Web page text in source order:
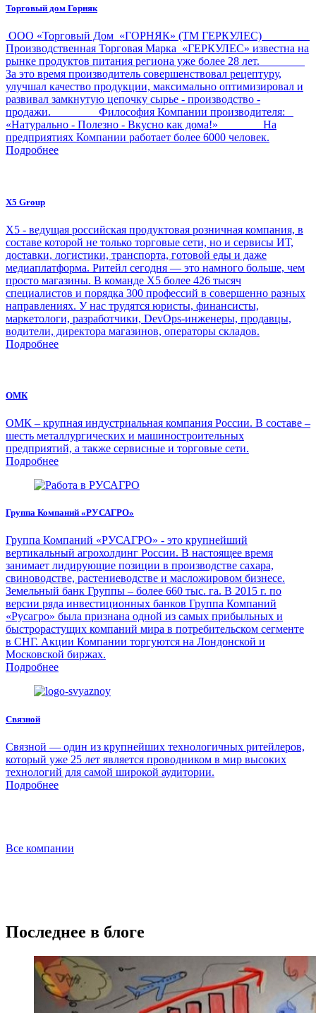
Торговый дом Горняк
ООО «Торговый Дом «ГОРНЯК» (ТМ ГЕРКУЛЕС)
Производственная Торговая Марка «ГЕРКУЛЕС» известна на
рынке продуктов питания региона уже более 28 лет.
За это время производитель совершенствовал рецептуру,
улучшал качество продукции, максимально оптимизировал и
развивал замкнутую цепочку сырье - производство -
продажи. Философия Компании производителя:
«Натурально - Полезно - Вкусно как дома!» На
предприятиях Компании работает более 6000 человек.
Подробнее
X5 Group
Х5 - ведущая российская продуктовая розничная компания, в
составе которой не только торговые сети, но и сервисы ИТ,
доставки, логистики, транспорта, готовой еды и даже
медиаплатформа. Ритейл сегодня — это намного больше, чем
просто магазины. В команде Х5 более 426 тысяч
специалистов и порядка 300 профессий в совершенно разных
направлениях. У нас трудятся юристы, финансисты,
маркетологи, разработчики, DevOps-инженеры, продавцы,
водители, директора магазинов, операторы складов.
Подробнее
ОМК
ОМК – крупная индустриальная компания России. В составе –
шесть металлургических и машиностроительных
предприятий, а также сервисные и торговые сети.
Подробнее
Группа Компаний «РУСАГРО»
Группа Компаний «РУСАГРО» - это крупнейший
вертикальный агрохолдинг России. В настоящее время
занимает лидирующие позиции в производстве сахара,
свиноводстве, растениеводстве и масложировом бизнесе.
Земельный банк Группы – более 660 тыс. га. В 2015 г. по
версии ряда инвестиционных банков Группа Компаний
«Русагро» была признана одной из самых прибыльных и
быстрорастущих компаний мира в потребительском сегменте
в СНГ. Акции Компании торгуются на Лондонской и
Московской биржах.
Подробнее
Связной
Связной — один из крупнейших технологичных ритейлеров,
который уже 25 лет является проводником в мир высоких
технологий для самой широкой аудитории.
Подробнее
Все компании
Последнее в блоге